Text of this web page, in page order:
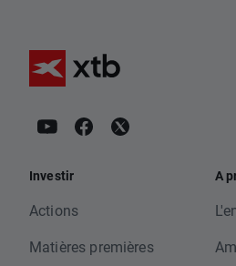
Investir
Actions
Matières premières
A